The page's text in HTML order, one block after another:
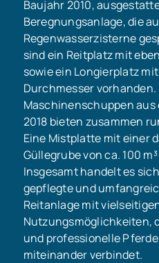
Baujahr 2010,
Beregnungsanlage, die
Regenwasserzisterne
sind ein Reitplatz mit
sowie ein Longierplatz
Durchmesser vorhanden.
Maschinenschuppen aus
2018 bieten zusammen
Eine Mistplatte mit einer
Güllegrube von ca. 100
Insgesamt handelt es
gepflegte und
Reitanlage mit
Nutzungsmöglichkeiten,
und professionelle
miteinander verbindet.